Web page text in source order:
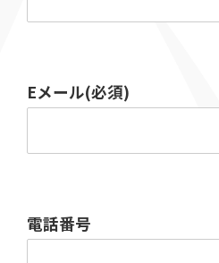
Eメール(必須)
電話番号